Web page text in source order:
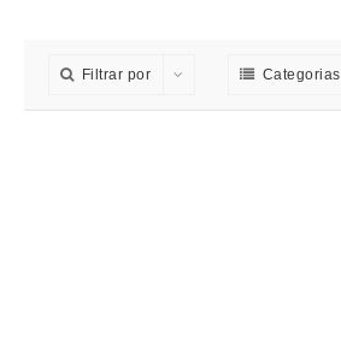
Filtrar por Categorias